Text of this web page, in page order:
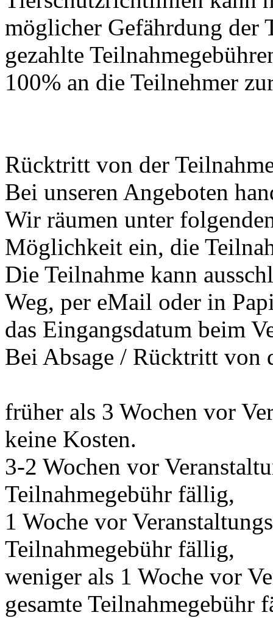
möglicher Gefährdung der
gezahlte
100% an die Teilnehmer
Rücktritt von der
Bei unseren Angeboten
Wir räumen unter
Möglichkeit ein, die
Die Teilnahme kann
Weg, per eMail oder in
das Eingangsdatum beim
Bei Absage / Rücktritt von
früher als 3 Wochen vor
keine Kosten.
3-2 Wochen vor
Teilnahmegebühr fällig,
1 Woche vor
Teilnahmegebühr fällig,
weniger als 1 Woche vor
gesamte Teilnahmegebühr